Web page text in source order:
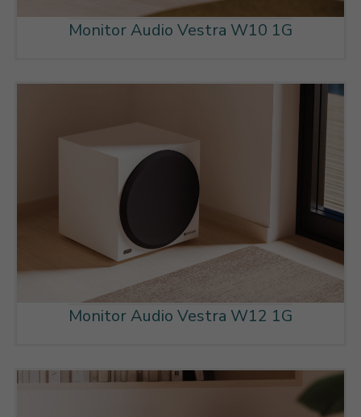
Monitor Audio Vestra W10 1G
Monitor Audio Vestra W12 1G